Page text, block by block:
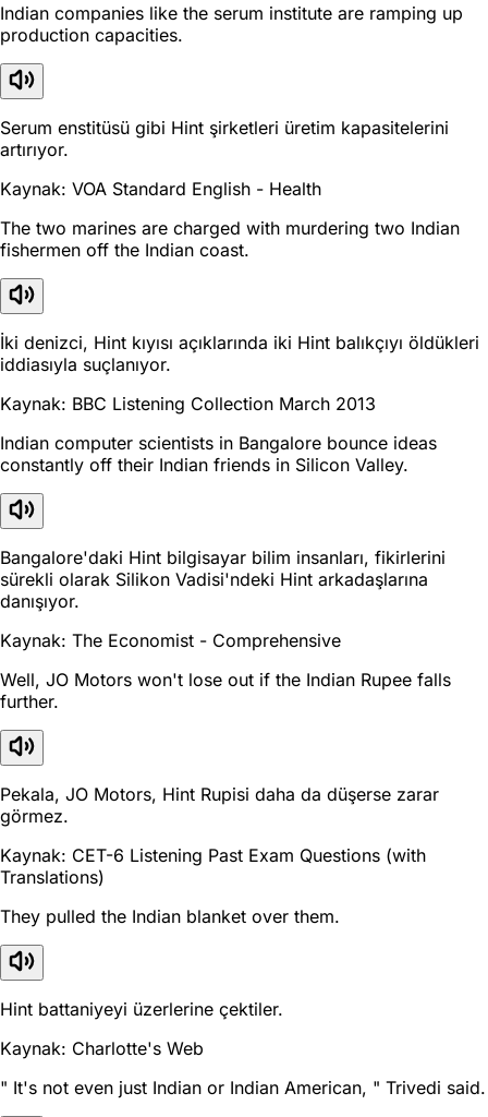
Indian companies like the serum institute are ramping up
production capacities.
Serum enstitüsü gibi Hint şirketleri üretim kapasitelerini
artırıyor.
Kaynak: VOA Standard English - Health
The two marines are charged with murdering two Indian
fishermen off the Indian coast.
İki denizci, Hint kıyısı açıklarında iki Hint balıkçıyı öldükleri
iddiasıyla suçlanıyor.
Kaynak: BBC Listening Collection March 2013
Indian computer scientists in Bangalore bounce ideas
constantly off their Indian friends in Silicon Valley.
Bangalore'daki Hint bilgisayar bilim insanları, fikirlerini
sürekli olarak Silikon Vadisi'ndeki Hint arkadaşlarına
danışıyor.
Kaynak: The Economist - Comprehensive
Well, JO Motors won't lose out if the Indian Rupee falls
further.
Pekala, JO Motors, Hint Rupisi daha da düşerse zarar
görmez.
Kaynak: CET-6 Listening Past Exam Questions (with
Translations)
They pulled the Indian blanket over them.
Hint battaniyeyi üzerlerine çektiler.
Kaynak: Charlotte's Web
" It's not even just Indian or Indian American, " Trivedi said.